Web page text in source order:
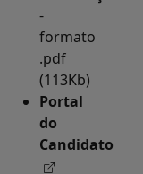
-
formato
.pdf
(113Kb)
Portal
do
Candidato